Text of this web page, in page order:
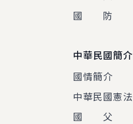
國 防
中華民國簡介
國情簡介
中華民國憲法
國 父